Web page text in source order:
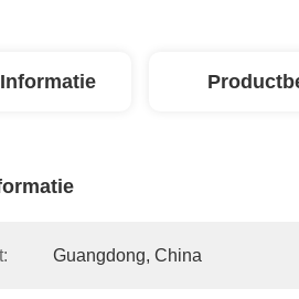
Guangdong, China